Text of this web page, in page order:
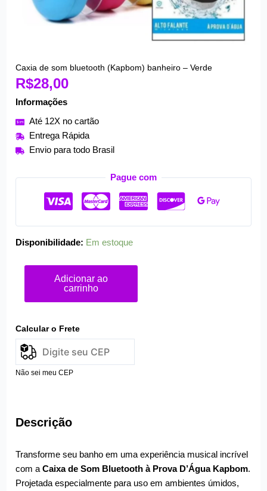
Caxia de som bluetooth (Kapbom) banheiro – Verde
R$28,00
Informações
Até 12X no cartão
Entrega Rápida
Envio para todo Brasil
Pague com
Disponibilidade: Em estoque
Caxia
de
som
(Kapbom)
banheiro
-
Adicionar ao
carrinho
Calcular o Frete
Não sei meu CEP
Descrição
Transforme seu banho em uma experiência musical incrível
com aCaixa de Som Bluetooth à Prova D’Água Kapbom.
Projetada especialmente para uso em ambientes úmidos,